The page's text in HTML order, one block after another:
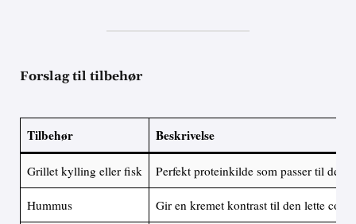
Forslag til tilbehør
Tilbehør Beskrivelse
Grillet kylling eller fisk Perfekt proteinkilde som passer til de
Hummus Gir en kremet kontrast til den lette